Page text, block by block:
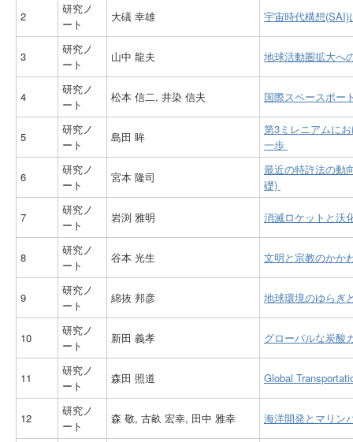
2
研究ノ
ート
大礒 幸雄 宇宙時代構想
3
研究ノ
ート
山中 龍夫 地球活動圏拡大へ
4
研究ノ
ート
松本 信二, 井染 信夫 国際スペースポー
5
研究ノ
ート
島田 眸
第3ミレニアムに
一歩
6
研究ノ
ート
宮本 隆司
最近の特許法の動
礎)
7
研究ノ
ート
岩渕 雅明 消滅ロケットと沃
8
研究ノ
ート
谷本 光生 文明と宗教のかか
9
研究ノ
ート
綿抜 邦彦 地球環境のゆらぎ
10
研究ノ
ート
新田 義孝 グローバルな炭酸
11
研究ノ
ート
森田 照道 Global
12
研究ノ
ート
森 敬, 古畝 宏幸, 田中 雅幸 海洋開発とマリン